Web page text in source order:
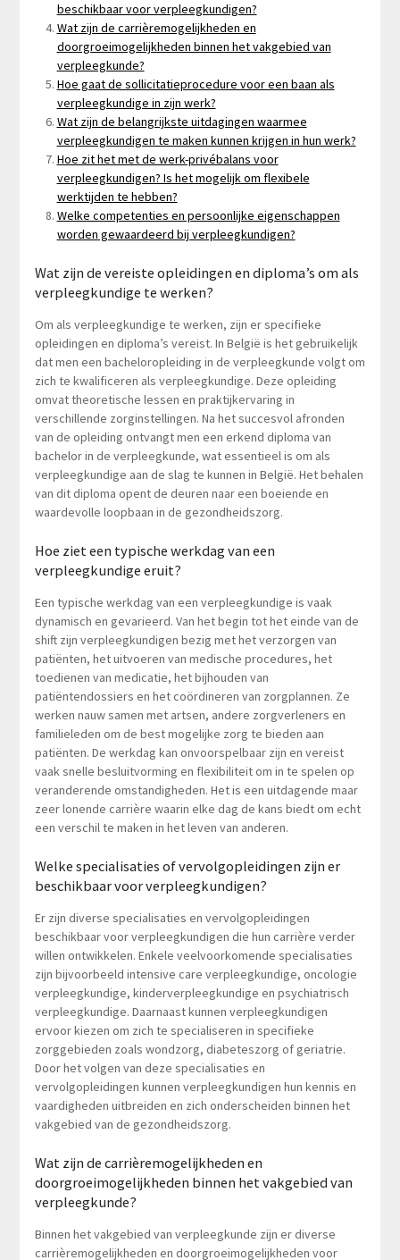
beschikbaar voor verpleegkundigen?
Wat zijn de carrièremogelijkheden en
doorgroeimogelijkheden binnen het vakgebied van
verpleegkunde?
Hoe gaat de sollicitatieprocedure voor een baan als
verpleegkundige in zijn werk?
Wat zijn de belangrijkste uitdagingen waarmee
verpleegkundigen te maken kunnen krijgen in hun werk?
Hoe zit het met de werk-privébalans voor
verpleegkundigen? Is het mogelijk om flexibele
werktijden te hebben?
Welke competenties en persoonlijke eigenschappen
worden gewaardeerd bij verpleegkundigen?
Wat zijn de vereiste opleidingen en diploma’s om als
verpleegkundige te werken?
Om als verpleegkundige te werken, zijn er specifieke
opleidingen en diploma’s vereist. In België is het gebruikelijk
dat men een bacheloropleiding in de verpleegkunde volgt om
zich te kwalificeren als verpleegkundige. Deze opleiding
omvat theoretische lessen en praktijkervaring in
verschillende zorginstellingen. Na het succesvol afronden
van de opleiding ontvangt men een erkend diploma van
bachelor in de verpleegkunde, wat essentieel is om als
verpleegkundige aan de slag te kunnen in België. Het behalen
van dit diploma opent de deuren naar een boeiende en
waardevolle loopbaan in de gezondheidszorg.
Hoe ziet een typische werkdag van een
verpleegkundige eruit?
Een typische werkdag van een verpleegkundige is vaak
dynamisch en gevarieerd. Van het begin tot het einde van de
shift zijn verpleegkundigen bezig met het verzorgen van
patiënten, het uitvoeren van medische procedures, het
toedienen van medicatie, het bijhouden van
patiëntendossiers en het coördineren van zorgplannen. Ze
werken nauw samen met artsen, andere zorgverleners en
familieleden om de best mogelijke zorg te bieden aan
patiënten. De werkdag kan onvoorspelbaar zijn en vereist
vaak snelle besluitvorming en flexibiliteit om in te spelen op
veranderende omstandigheden. Het is een uitdagende maar
zeer lonende carrière waarin elke dag de kans biedt om echt
een verschil te maken in het leven van anderen.
Welke specialisaties of vervolgopleidingen zijn er
beschikbaar voor verpleegkundigen?
Er zijn diverse specialisaties en vervolgopleidingen
beschikbaar voor verpleegkundigen die hun carrière verder
willen ontwikkelen. Enkele veelvoorkomende specialisaties
zijn bijvoorbeeld intensive care verpleegkundige, oncologie
verpleegkundige, kinderverpleegkundige en psychiatrisch
verpleegkundige. Daarnaast kunnen verpleegkundigen
ervoor kiezen om zich te specialiseren in specifieke
zorggebieden zoals wondzorg, diabeteszorg of geriatrie.
Door het volgen van deze specialisaties en
vervolgopleidingen kunnen verpleegkundigen hun kennis en
vaardigheden uitbreiden en zich onderscheiden binnen het
vakgebied van de gezondheidszorg.
Wat zijn de carrièremogelijkheden en
doorgroeimogelijkheden binnen het vakgebied van
verpleegkunde?
Binnen het vakgebied van verpleegkunde zijn er diverse
carrièremogelijkheden en doorgroeimogelijkheden voor